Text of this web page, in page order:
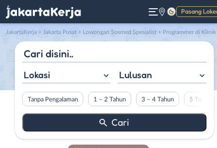
Pasang
Gelap
JakartaKerja > Jakarta Pusat > Lowongan Sosmed Spesialist + Programmer di Klinik Pandawa
Lokasi Lulusan
Tanpa Pengalaman 1 – 2 Tahun 3 – 4 Tahun 5 Tahun